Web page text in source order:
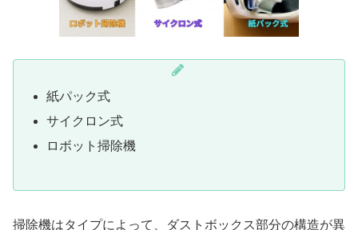
紙パック式
サイクロン式
ロボット掃除機
掃除機はタイプによって、ダストボックス部分の構造が異